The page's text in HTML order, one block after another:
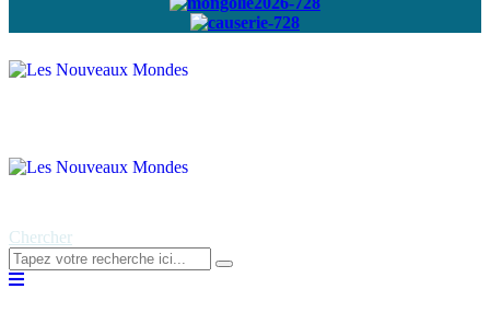
Abonnez-vous à
Chercher